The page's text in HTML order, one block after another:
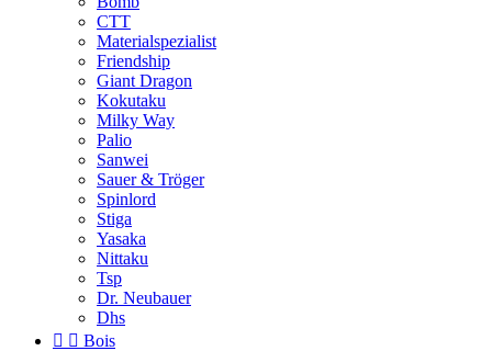
CTT
Materialspezialist
Friendship
Giant Dragon
Kokutaku
Milky Way
Palio
Sanwei
Sauer & Tröger
Spinlord
Stiga
Yasaka
Nittaku
Tsp
Dr. Neubauer
Dhs
  Bois